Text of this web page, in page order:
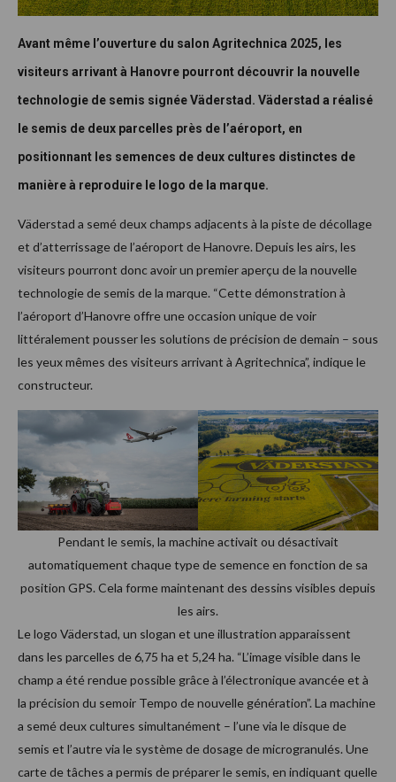
Avant même l’ouverture du salon Agritechnica 2025, les
visiteurs arrivant à Hanovre pourront découvrir la nouvelle
technologie de semis signée Väderstad. Väderstad a réalisé
le semis de deux parcelles près de l’aéroport, en
positionnant les semences de deux cultures distinctes de
manière à reproduire le logo de la marque.
Väderstad a semé deux champs adjacents à la piste de décollage
et d’atterrissage de l’aéroport de Hanovre. Depuis les airs, les
visiteurs pourront donc avoir un premier aperçu de la nouvelle
technologie de semis de la marque. “Cette démonstration à
l’aéroport d’Hanovre offre une occasion unique de voir
littéralement pousser les solutions de précision de demain – sous
les yeux mêmes des visiteurs arrivant à Agritechnica”, indique le
constructeur.
Pendant le semis, la machine activait ou désactivait
automatiquement chaque type de semence en fonction de sa
position GPS. Cela forme maintenant des dessins visibles depuis
les airs.
Le logo Väderstad, un slogan et une illustration apparaissent
dans les parcelles de 6,75 ha et 5,24 ha. “L’image visible dans le
champ a été rendue possible grâce à l’électronique avancée et à
la précision du semoir Tempo de nouvelle génération”. La machine
a semé deux cultures simultanément – l’une via le disque de
semis et l’autre via le système de dosage de microgranulés. Une
carte de tâches a permis de préparer le semis, en indiquant quelle